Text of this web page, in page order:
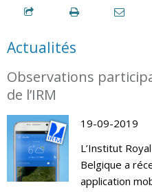
Actualités
Observations
de l’IRM
19-09-2019
L’Institut
Belgique a
application